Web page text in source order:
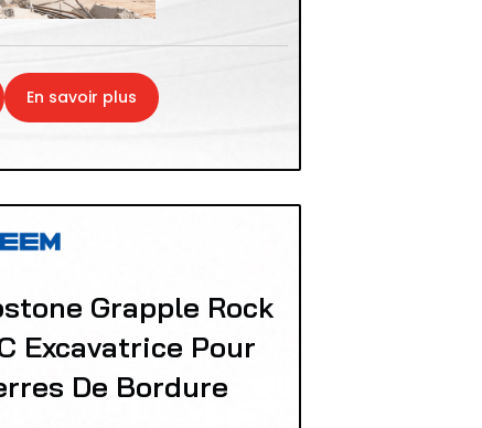
En savoir plus
Grapple Rock
Excavatrice Pour
De Bordure